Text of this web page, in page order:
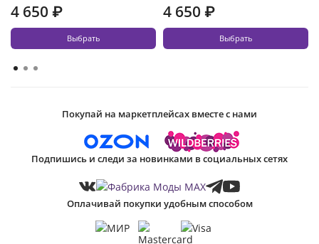
4 650 ₽
Выбрать
4 650 ₽
Выбрать
Покупай на маркетплейсах вместе с нами
Подпишись и следи за новинками в социальных сетях
Оплачивай покупки удобным способом